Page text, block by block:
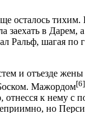
осталось
заехать в Дарем,
Ральф, шагая по
и отъезде
Мажордом[6]
отнесся к нему с
но Перси